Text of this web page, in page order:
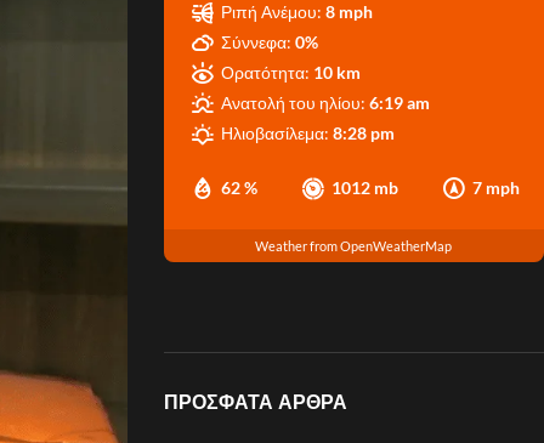
62 % 1012 mb 7 mph
Ριπή Ανέμου: 8 mph
Σύννεφα: 0%
Ορατότητα: 10 km
Ανατολή του ηλίου: 6:19 am
Ηλιοβασίλεμα: 8:28 pm
Weather from OpenWeatherMap
ΠΡΌΣΦΑΤΑ ΆΡΘΡΑ